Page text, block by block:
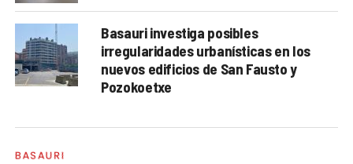
Basauri investiga posibles
irregularidades urbanísticas en los
nuevos edificios de San Fausto y
Pozokoetxe
BASAURI